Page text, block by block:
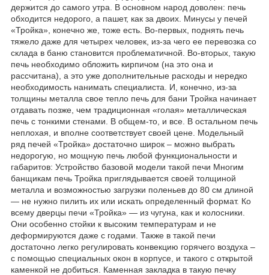
держится до самого утра. В основном народ доволен: печь
обходится недорого, а пашет, как за двоих. Минусы у печей
«Тройка», конечно же, тоже есть. Во-первых, поднять печь
тяжело даже для четырех человек, из-за чего ее перевозка со
склада в баню становится проблематичной. Во-вторых, такую
печь необходимо обложить кирпичом (на это она и
рассчитана), а это уже дополнительные расходы и нередко
необходимость нанимать специалиста. И, конечно, из-за
толщины металла свое тепло печь для бани Тройка начинает
отдавать позже, чем традиционная «голая» металлическая
печь с тонкими стенами. В общем-то, и все. В остальном печь
неплохая, и вполне соответствует своей цене. Модельный
ряд печей «Тройка» достаточно широк – можно выбрать
недорогую, но мощную печь любой функциональности и
габаритов: Устройство базовой модели такой печи Многим
банщикам печь Тройка приглядывается своей толщиной
металла и возможностью загрузки поленьев до 80 см длиной
— не нужно пилить их или искать определенный формат. Ко
всему дверцы печи «Тройка» — из чугуна, как и колосники.
Они особенно стойки к высоким температурам и не
деформируются даже с годами. Также в такой печи
достаточно легко регулировать конвекцию горячего воздуха –
с помощью специальных окон в корпусе, и такого с открытой
каменкой не добиться. Каменная закладка в такую печку